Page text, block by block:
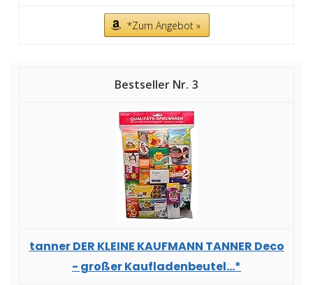
*Zum Angebot »
3
tanner DER KLEINE KAUFMANN TANNER Deco
- großer Kaufladenbeutel...*